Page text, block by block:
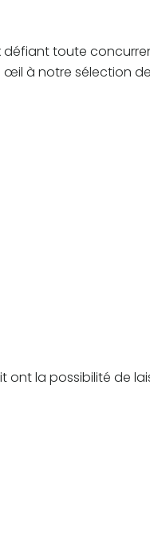
toute
œil à notre sélection
la possibilité de